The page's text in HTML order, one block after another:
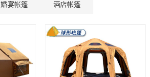
婚宴帐篷 酒店帐篷